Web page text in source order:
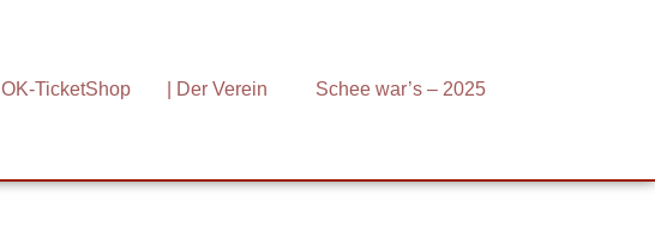
| OK-TicketShop | Der Verein Schee war’s – 2025